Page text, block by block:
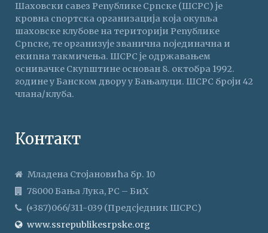
Шаховски савез Републике Српске (ШСРС) је
кровна спортска организација која окупља
шаховске клубове на територији Републике
Српске, те организује званична појединачна и
екипна такмичења. ШСРС је одржавањем
оснивачке Скупштине основан 8. октобра 1992.
године у Банском двору у Бањалуци. ШСРС броји 42
члана/клуба.
Контакт
Младена Стојановића бр. 10
78000 Бања Лука, РС – БиХ
(+387)066/311-039 (Предсједник ШСРС)
www.ssrepublikesrpske.org